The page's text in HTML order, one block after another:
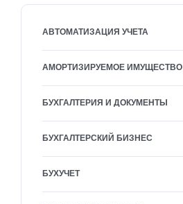
АВТОМАТИЗАЦИЯ УЧЕТА
АМОРТИЗИРУЕМОЕ ИМУЩЕСТВО
БУХГАЛТЕРИЯ И ДОКУМЕНТЫ
БУХГАЛТЕРСКИЙ БИЗНЕС
БУХУЧЕТ